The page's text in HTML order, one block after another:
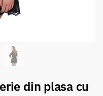
din plasa cu